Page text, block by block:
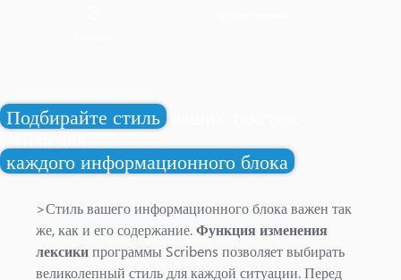
Подбирайте стиль
Стиль для
каждого информационного блока
>Стиль вашего информационного блока важен так
же, как и его содержание.Функция изменения
лексикипрограммы Scribens позволяет выбирать
великолепный стиль для каждой ситуации. Перед